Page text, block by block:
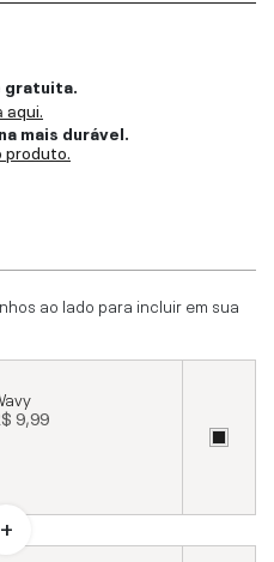
aqui.
mais durável.
produto.
ao lado para incluir em sua
9,99